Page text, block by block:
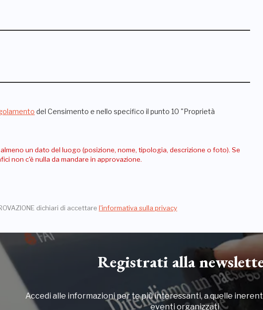
del Censimento e nello specifico il punto 10 "Proprietà
un dato del luogo (posizione, nome, tipologia, descrizione o foto). Se
non c'è nulla da mandare in approvazione.
dichiari di accettare l'informativa sulla privacy
Registrati alla
Accedi alle informazioni per te più interessanti, a quelle
eventi organizzati